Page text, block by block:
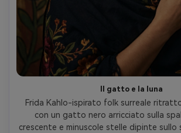
Il gatto e la luna
Frida Kahlo-ispirato folk surreale
con un gatto nero arricciato sulla
crescente e minuscole stelle dipinte sullo